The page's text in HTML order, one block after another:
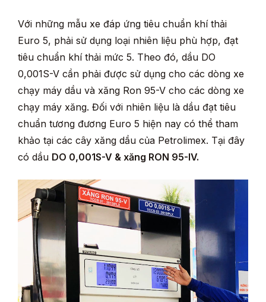
Với những mẫu xe đáp ứng tiêu chuẩn khí thải
Euro 5, phải sử dụng loại nhiên liệu phù hợp, đạt
tiêu chuẩn khí thải mức 5. Theo đó, dầu DO
0,001S-V cần phải được sử dụng cho các dòng xe
chạy máy dầu và xăng Ron 95-V cho các dòng xe
chạy máy xăng. Đối với nhiên liệu là dầu đạt tiêu
chuẩn tương đương Euro 5 hiện nay có thể tham
khảo tại các cây xăng dầu của Petrolimex. Tại đây
có dầu DO 0,001S-V & xăng RON 95-IV.